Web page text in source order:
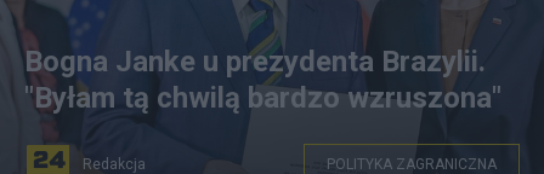
Bogna Janke u prezydenta Brazylii.
"Byłam tą chwilą bardzo wzruszona"
Redakcja POLITYKA ZAGRANICZNA